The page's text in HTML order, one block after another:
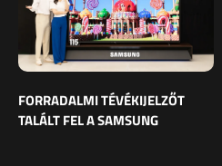
FORRADALMI TÉVÉKIJELZŐT
TALÁLT FEL A SAMSUNG